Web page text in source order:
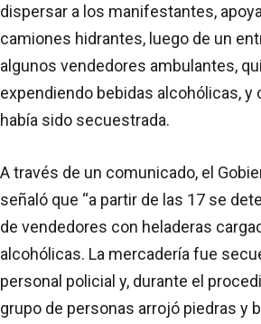
dispersar a los manifestantes,
camiones hidrantes, luego de un
algunos vendedores ambulantes,
expendiendo bebidas alcohólicas, y
había sido secuestrada.
A través de un comunicado, el
señaló que “a partir de las 17 se
de vendedores con heladeras
alcohólicas. La mercadería fue
personal policial y, durante el
grupo de personas arrojó piedras y